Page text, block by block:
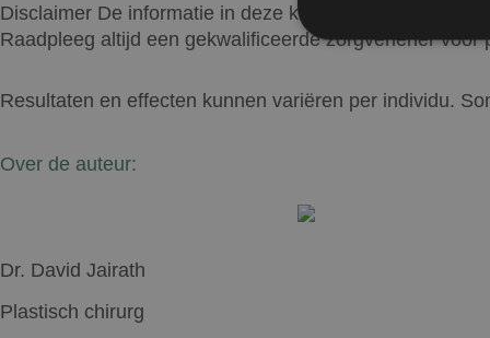
Disclaimer De informatie in deze kennisbank is
Raadpleeg altijd een gekwalificeerde zorgverlener voor
Resultaten en effecten kunnen variëren per individu.
Over de auteur:
Dr. David Jairath
Plastisch chirurg